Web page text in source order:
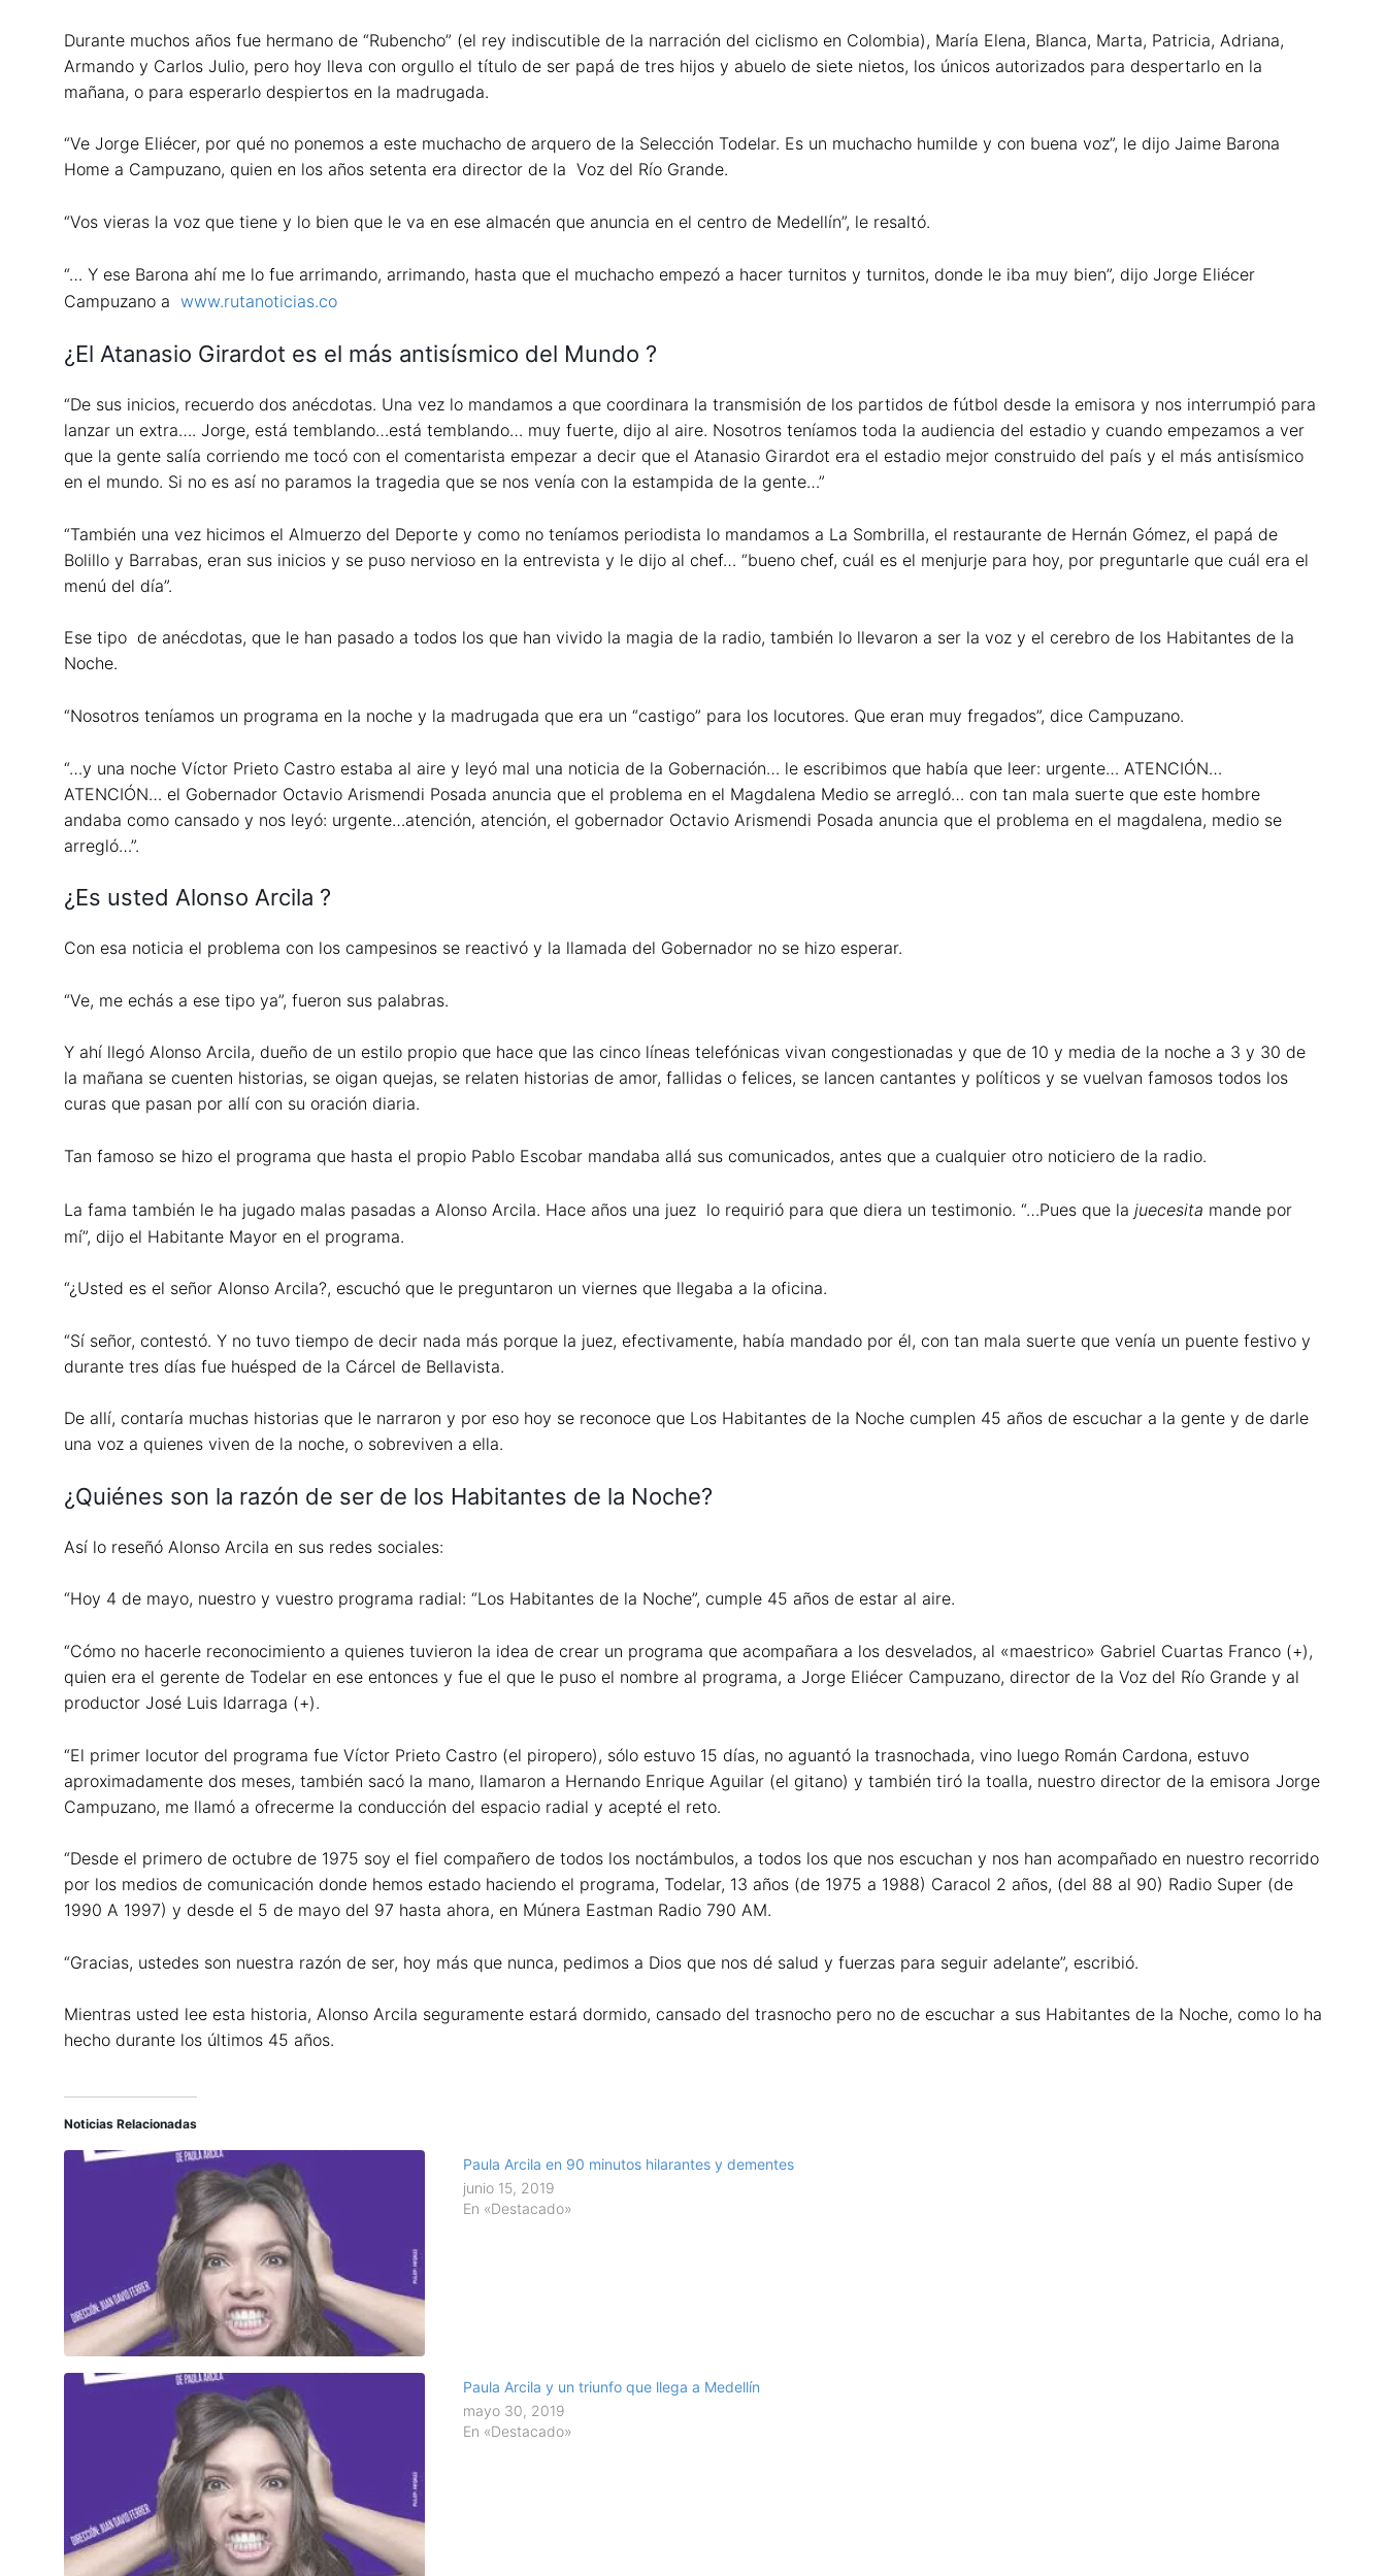
Durante muchos años fue hermano de “Rubencho” (el rey indiscutible de la narración del ciclismo en Colombia), María Elena, Blanca, Marta, Patricia, Adriana,
Armando y Carlos Julio, pero hoy lleva con orgullo el título de ser papá de tres hijos y abuelo de siete nietos, los únicos autorizados para despertarlo en la
mañana, o para esperarlo despiertos en la madrugada.
“Ve Jorge Eliécer, por qué no ponemos a este muchacho de arquero de la Selección Todelar. Es un muchacho humilde y con buena voz”, le dijo Jaime Barona
Home a Campuzano, quien en los años setenta era director de la Voz del Río Grande.
“Vos vieras la voz que tiene y lo bien que le va en ese almacén que anuncia en el centro de Medellín”, le resaltó.
“… Y ese Barona ahí me lo fue arrimando, arrimando, hasta que el muchacho empezó a hacer turnitos y turnitos, donde le iba muy bien”, dijo Jorge Eliécer
Campuzano a www.rutanoticias.co
¿El Atanasio Girardot es el más antisísmico del Mundo ?
“De sus inicios, recuerdo dos anécdotas. Una vez lo mandamos a que coordinara la transmisión de los partidos de fútbol desde la emisora y nos interrumpió para
lanzar un extra…. Jorge, está temblando…está temblando… muy fuerte, dijo al aire. Nosotros teníamos toda la audiencia del estadio y cuando empezamos a ver
que la gente salía corriendo me tocó con el comentarista empezar a decir que el Atanasio Girardot era el estadio mejor construido del país y el más antisísmico
en el mundo. Si no es así no paramos la tragedia que se nos venía con la estampida de la gente…”
“También una vez hicimos el Almuerzo del Deporte y como no teníamos periodista lo mandamos a La Sombrilla, el restaurante de Hernán Gómez, el papá de
Bolillo y Barrabas, eran sus inicios y se puso nervioso en la entrevista y le dijo al chef… “bueno chef, cuál es el menjurje para hoy, por preguntarle que cuál era el
menú del día”.
Ese tipo de anécdotas, que le han pasado a todos los que han vivido la magia de la radio, también lo llevaron a ser la voz y el cerebro de los Habitantes de la
Noche.
“Nosotros teníamos un programa en la noche y la madrugada que era un “castigo” para los locutores. Que eran muy fregados”, dice Campuzano.
“…y una noche Víctor Prieto Castro estaba al aire y leyó mal una noticia de la Gobernación… le escribimos que había que leer: urgente… ATENCIÓN…
ATENCIÓN… el Gobernador Octavio Arismendi Posada anuncia que el problema en el Magdalena Medio se arregló… con tan mala suerte que este hombre
andaba como cansado y nos leyó: urgente…atención, atención, el gobernador Octavio Arismendi Posada anuncia que el problema en el magdalena, medio se
arregló…”.
¿Es usted Alonso Arcila ?
Con esa noticia el problema con los campesinos se reactivó y la llamada del Gobernador no se hizo esperar.
“Ve, me echás a ese tipo ya”, fueron sus palabras.
Y ahí llegó Alonso Arcila, dueño de un estilo propio que hace que las cinco líneas telefónicas vivan congestionadas y que de 10 y media de la noche a 3 y 30 de
la mañana se cuenten historias, se oigan quejas, se relaten historias de amor, fallidas o felices, se lancen cantantes y políticos y se vuelvan famosos todos los
curas que pasan por allí con su oración diaria.
Tan famoso se hizo el programa que hasta el propio Pablo Escobar mandaba allá sus comunicados, antes que a cualquier otro noticiero de la radio.
La fama también le ha jugado malas pasadas a Alonso Arcila. Hace años una juez lo requirió para que diera un testimonio. “…Pues que la juecesita mande por
mí”, dijo el Habitante Mayor en el programa.
“¿Usted es el señor Alonso Arcila?, escuchó que le preguntaron un viernes que llegaba a la oficina.
“Sí señor, contestó. Y no tuvo tiempo de decir nada más porque la juez, efectivamente, había mandado por él, con tan mala suerte que venía un puente festivo y
durante tres días fue huésped de la Cárcel de Bellavista.
De allí, contaría muchas historias que le narraron y por eso hoy se reconoce que Los Habitantes de la Noche cumplen 45 años de escuchar a la gente y de darle
una voz a quienes viven de la noche, o sobreviven a ella.
¿Quiénes son la razón de ser de los Habitantes de la Noche?
Así lo reseñó Alonso Arcila en sus redes sociales:
“Hoy 4 de mayo, nuestro y vuestro programa radial: “Los Habitantes de la Noche”, cumple 45 años de estar al aire.
“Cómo no hacerle reconocimiento a quienes tuvieron la idea de crear un programa que acompañara a los desvelados, al «maestrico» Gabriel Cuartas Franco (+),
quien era el gerente de Todelar en ese entonces y fue el que le puso el nombre al programa, a Jorge Eliécer Campuzano, director de la Voz del Río Grande y al
productor José Luis Idarraga (+).
“El primer locutor del programa fue Víctor Prieto Castro (el piropero), sólo estuvo 15 días, no aguantó la trasnochada, vino luego Román Cardona, estuvo
aproximadamente dos meses, también sacó la mano, llamaron a Hernando Enrique Aguilar (el gitano) y también tiró la toalla, nuestro director de la emisora Jorge
Campuzano, me llamó a ofrecerme la conducción del espacio radial y acepté el reto.
“Desde el primero de octubre de 1975 soy el fiel compañero de todos los noctámbulos, a todos los que nos escuchan y nos han acompañado en nuestro recorrido
por los medios de comunicación donde hemos estado haciendo el programa, Todelar, 13 años (de 1975 a 1988) Caracol 2 años, (del 88 al 90) Radio Super (de
1990 A 1997) y desde el 5 de mayo del 97 hasta ahora, en Múnera Eastman Radio 790 AM.
“Gracias, ustedes son nuestra razón de ser, hoy más que nunca, pedimos a Dios que nos dé salud y fuerzas para seguir adelante”, escribió.
Mientras usted lee esta historia, Alonso Arcila seguramente estará dormido, cansado del trasnocho pero no de escuchar a sus Habitantes de la Noche, como lo ha
hecho durante los últimos 45 años.
Noticias Relacionadas
Paula Arcila en 90 minutos hilarantes y dementes
junio 15, 2019
En «Destacado»
Paula Arcila y un triunfo que llega a Medellín
mayo 30, 2019
En «Destacado»